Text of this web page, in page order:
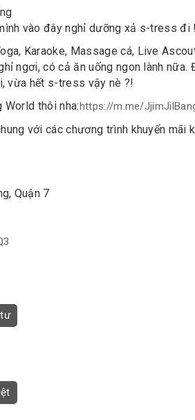
vào đây nghỉ dưỡng xả s-tress đi
Karaoke, Massage cá, Live
ngơi, có cả ăn uống ngon lành nữa.
vừa hết s-tress vậy nè ?!
World thôi nha:https://m.me/
với các chương trình khuyến mãi
Quận 7